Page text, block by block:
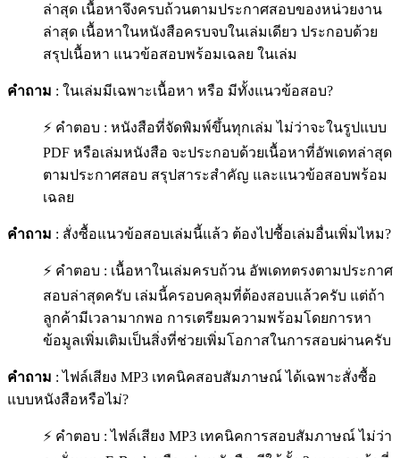
ล่าสุด เนื้อหาจึงครบถ้วนตามประกาศสอบของหน่วยงาน
ล่าสุด เนื้อหาในหนังสือครบจบในเล่มเดียว ประกอบด้วย
สรุปเนื้อหา แนวข้อสอบพร้อมเฉลย ในเล่ม
คำถาม : ในเล่มมีเฉพาะเนื้อหา หรือ มีทั้งแนวข้อสอบ?
⚡ คำตอบ : หนังสือที่จัดพิมพ์ขึ้นทุกเล่ม ไม่ว่าจะในรูปแบบ
PDF หรือเล่มหนังสือ จะประกอบด้วยเนื้อหาที่อัพเดทล่าสุด
ตามประกาศสอบ สรุปสาระสำคัญ และแนวข้อสอบพร้อม
เฉลย
คำถาม : สั่งซื้อแนวข้อสอบเล่มนี้แล้ว ต้องไปซื้อเล่มอื่นเพิ่มไหม?
⚡ คำตอบ : เนื้อหาในเล่มครบถ้วน อัพเดทตรงตามประกาศ
สอบล่าสุดครับ เล่มนี้ครอบคลุมที่ต้องสอบแล้วครับ แต่ถ้า
ลูกค้ามีเวลามากพอ การเตรียมความพร้อมโดยการหา
ข้อมูลเพิ่มเติมเป็นสิ่งที่ช่วยเพิ่มโอกาสในการสอบผ่านครับ
คำถาม : ไฟล์เสียง MP3 เทคนิคสอบสัมภาษณ์ ได้เฉพาะสั่งซื้อ
แบบหนังสือหรือไม่?
⚡ คำตอบ : ไฟล์เสียง MP3 เทคนิคการสอบสัมภาษณ์ ไม่ว่า